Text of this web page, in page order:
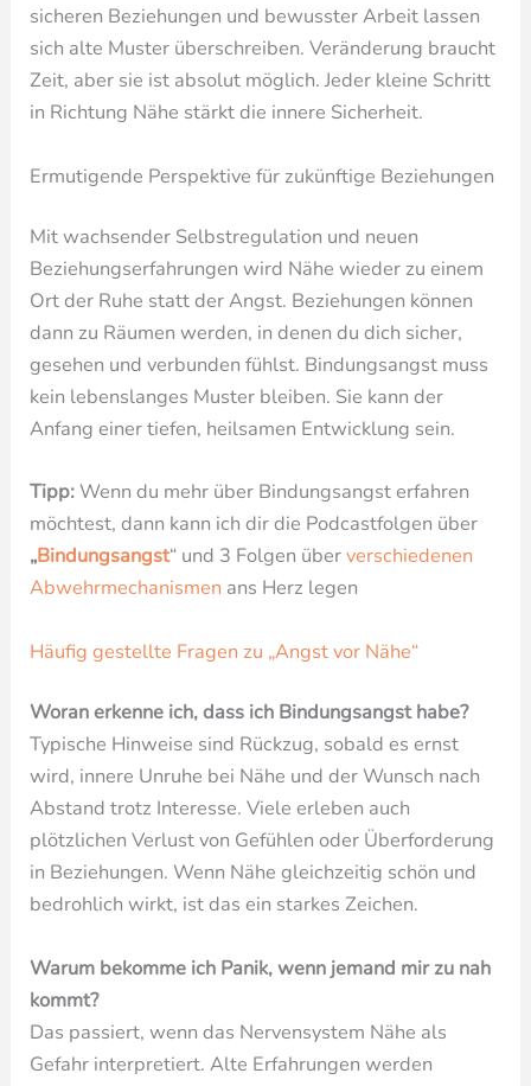
sicheren Beziehungen und bewusster Arbeit lassen
sich alte Muster überschreiben. Veränderung braucht
Zeit, aber sie ist absolut möglich. Jeder kleine Schritt
in Richtung Nähe stärkt die innere Sicherheit.
Ermutigende Perspektive für zukünftige Beziehungen
Mit wachsender Selbstregulation und neuen
Beziehungserfahrungen wird Nähe wieder zu einem
Ort der Ruhe statt der Angst. Beziehungen können
dann zu Räumen werden, in denen du dich sicher,
gesehen und verbunden fühlst. Bindungsangst muss
kein lebenslanges Muster bleiben. Sie kann der
Anfang einer tiefen, heilsamen Entwicklung sein.
Tipp: Wenn du mehr über Bindungsangst erfahren
möchtest, dann kann ich dir die Podcastfolgen über
„Bindungsangst“ und 3 Folgen überverschiedenen
Abwehrmechanismen ans Herz legen
Häufig gestellte Fragen zu „Angst vor Nähe“
Woran erkenne ich, dass ich Bindungsangst habe?
Typische Hinweise sind Rückzug, sobald es ernst
wird, innere Unruhe bei Nähe und der Wunsch nach
Abstand trotz Interesse. Viele erleben auch
plötzlichen Verlust von Gefühlen oder Überforderung
in Beziehungen. Wenn Nähe gleichzeitig schön und
bedrohlich wirkt, ist das ein starkes Zeichen.
Warum bekomme ich Panik, wenn jemand mir zu nah
kommt?
Das passiert, wenn das Nervensystem Nähe als
Gefahr interpretiert. Alte Erfahrungen werden